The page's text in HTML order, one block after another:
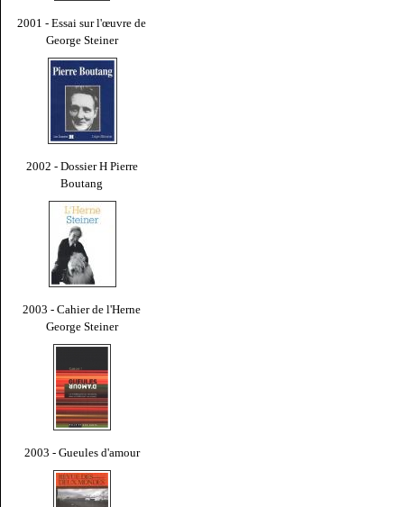
2001 - Essai sur l'œuvre de
George Steiner
2002 - Dossier H Pierre
Boutang
2003 - Cahier de l'Herne
George Steiner
2003 - Gueules d'amour